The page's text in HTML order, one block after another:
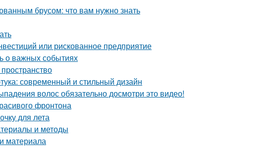
брусом: что вам нужно знать
или рискованное предприятие
о важных событиях
современный и стильный дизайн
волос обязательно досмотри это видео!
фронтона
для лета
и методы
материала